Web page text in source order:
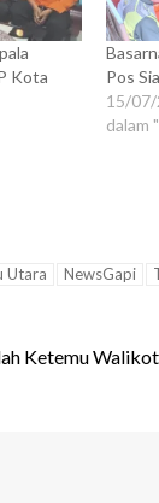
Kota
Pos
15/
dalam
Utara NewsGapi
Ketemu